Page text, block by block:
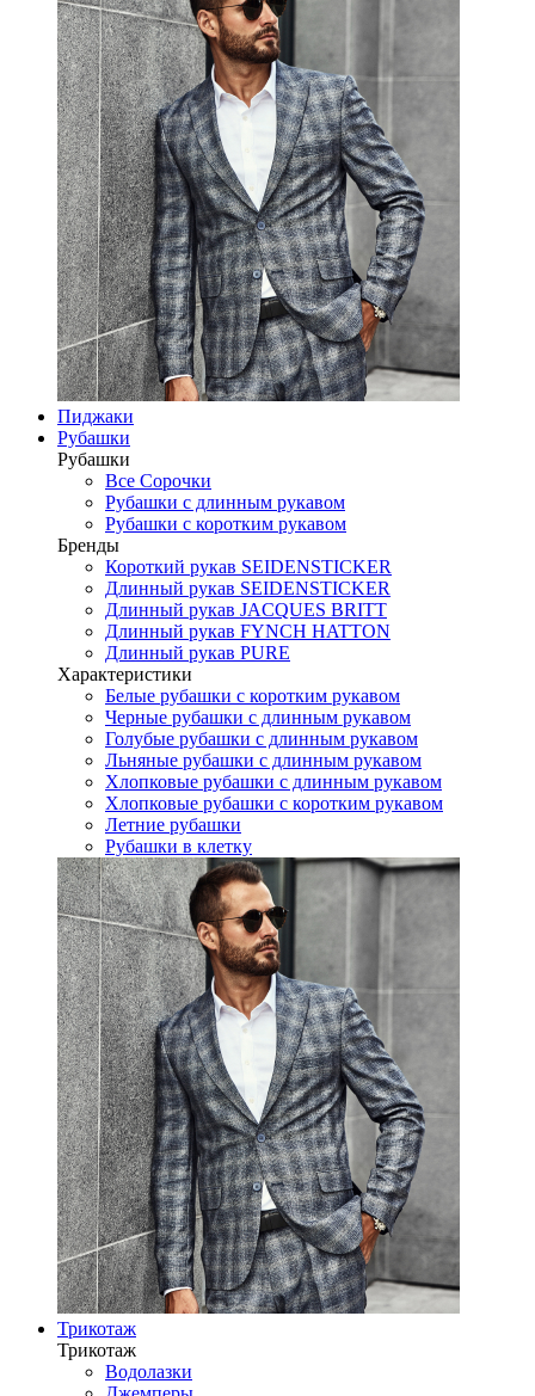
Пиджаки
Рубашки
Рубашки
Все Сорочки
Рубашки с длинным рукавом
Рубашки с коротким рукавом
Бренды
Короткий рукав SEIDENSTICKER
Длинный рукав SEIDENSTICKER
Длинный рукав JAСQUES BRITT
Длинный рукав FYNCH HATTON
Длинный рукав PURE
Характеристики
Белые рубашки с коротким рукавом
Черные рубашки с длинным рукавом
Голубые рубашки с длинным рукавом
Льняные рубашки с длинным рукавом
Хлопковые рубашки с длинным рукавом
Хлопковые рубашки с коротким рукавом
Летние рубашки
Рубашки в клетку
Трикотаж
Трикотаж
Водолазки